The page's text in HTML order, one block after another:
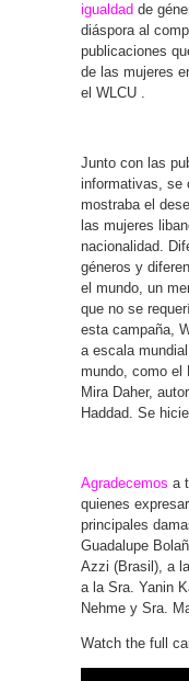
igualdad de
diáspora al
publicaciones
de las mujeres
el WLCU .
Junto con las
informativas, se
mostraba el
las mujeres
nacionalidad.
géneros y
el mundo, un
que no se
esta campaña,
a escala
mundo, como el
Mira Daher,
Haddad. Se
Agradecemos a
quienes
principales
Guadalupe
Azzi (Brasil), a
a la Sra. Yanin
Nehme y Sra.
Watch the full